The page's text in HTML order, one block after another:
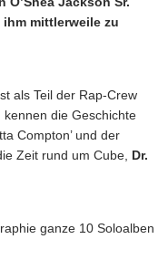
mittlerweile zu
als Teil der Rap-Crew
die Geschichte
Compton’ und der
Zeit rund um Cube, Dr.
ganze 10 Soloalben